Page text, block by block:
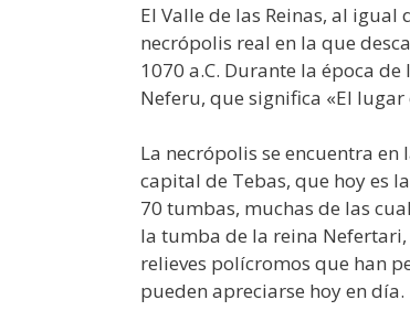
El Valle de las Reinas, al igual
necrópolis real en la que
1070 a.C. Durante la época
Neferu, que significa «El
La necrópolis se encuentra
capital de Tebas, que hoy es
70 tumbas, muchas de las
la tumba de la reina
relieves polícromos que han
pueden apreciarse hoy en día.